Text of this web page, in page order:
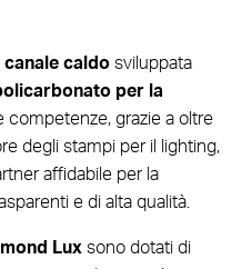
caldo sviluppata
per la
competenze, grazie a oltre
degli stampi per il lighting,
affidabile per la
e di alta qualità.
Lux sono dotati di